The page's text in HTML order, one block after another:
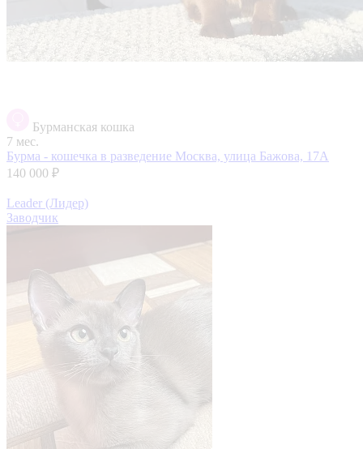
Бурманская кошка
7 мес.
Бурма - кошечка в разведение Москва, улица Бажова, 17А
140 000 ₽
Leader (Лидер)
Заводчик